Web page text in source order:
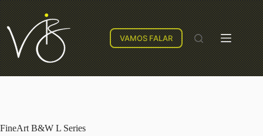
VAMOS FALAR
FineArt B&W L Series